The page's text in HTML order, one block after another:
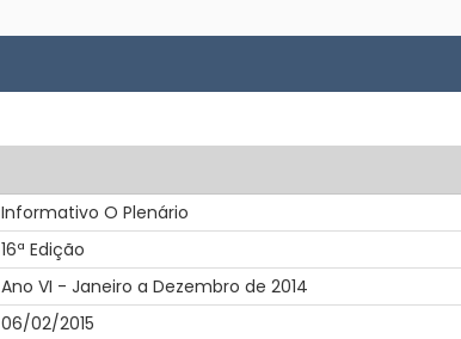
Informativo O Plenário
16ª Edição
Ano VI - Janeiro a Dezembro de 2014
06/02/2015